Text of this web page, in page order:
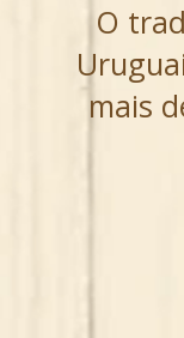
O
mais